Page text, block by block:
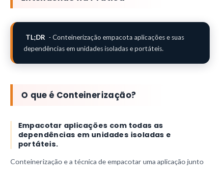
TL;DR - Conteinerização empacota aplicações e suas
dependências em unidades isoladas e portáteis.
O que é Conteinerização?
Empacotar aplicações com todas as
dependências em unidades isoladas e
portáteis.
Conteinerização e a técnica de empacotar uma aplicação junto